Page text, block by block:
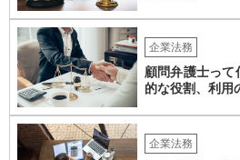
企業法務
顧問弁護士って
的な役割、利用
企業法務